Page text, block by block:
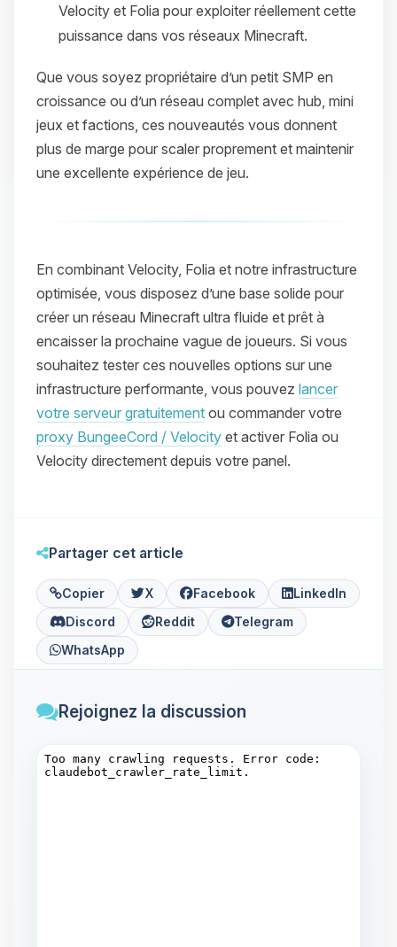
Velocity et Folia pour exploiter réellement cette
puissance dans vos réseaux Minecraft.
Que vous soyez propriétaire d’un petit SMP en
croissance ou d’un réseau complet avec hub, mini
jeux et factions, ces nouveautés vous donnent
plus de marge pour scaler proprement et maintenir
une excellente expérience de jeu.
En combinant Velocity, Folia et notre infrastructure
optimisée, vous disposez d’une base solide pour
créer un réseau Minecraft ultra fluide et prêt à
encaisser la prochaine vague de joueurs. Si vous
souhaitez tester ces nouvelles options sur une
infrastructure performante, vous pouvez lancer
votre serveur gratuitement ou commander votre
proxy BungeeCord / Velocity et activer Folia ou
Velocity directement depuis votre panel.
Partager cet article
Copier X Facebook
LinkedIn
Discord
Reddit
Telegram
WhatsApp
Rejoignez la discussion